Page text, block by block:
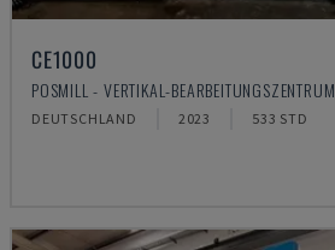
CE1000
POSMILL - VERTIKAL-BEARBEITUNGSZENTRUM
DEUTSCHLAND 2023 533 STD